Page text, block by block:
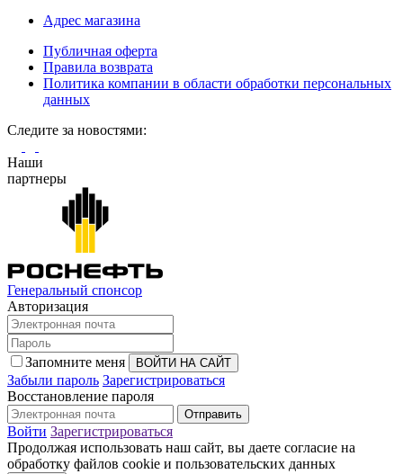
Адрес магазина
Публичная оферта
Правила возврата
Политика компании в области обработки персональных
данных
Cледите за новостями:
Наши
партнеры
Генеральный спонсор
Авторизация
Запомните меня
Забыли пароль Зарегистрироваться
Восстановление пароля
Войти Зарегистрироваться
Продолжая использовать наш сайт, вы даете согласие на
обработку файлов cookie и пользовательских данных